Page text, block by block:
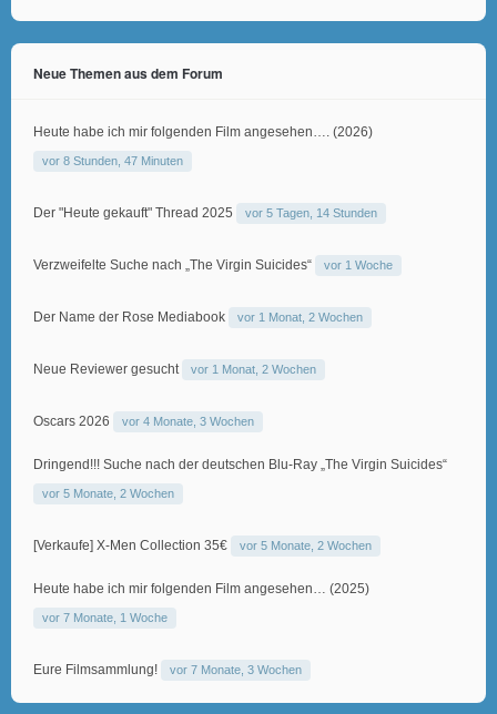
Neue Themen aus dem Forum
Heute habe ich mir folgenden Film angesehen…. (2026)
vor 8 Stunden, 47 Minuten
Der "Heute gekauft" Thread 2025 vor 5 Tagen, 14 Stunden
Verzweifelte Suche nach „The Virgin Suicides“ vor 1 Woche
Der Name der Rose Mediabook vor 1 Monat, 2 Wochen
Neue Reviewer gesucht vor 1 Monat, 2 Wochen
Oscars 2026 vor 4 Monate, 3 Wochen
Dringend!!! Suche nach der deutschen Blu-Ray „The Virgin Suicides“
vor 5 Monate, 2 Wochen
[Verkaufe] X-Men Collection 35€ vor 5 Monate, 2 Wochen
Heute habe ich mir folgenden Film angesehen… (2025)
vor 7 Monate, 1 Woche
Eure Filmsammlung! vor 7 Monate, 3 Wochen